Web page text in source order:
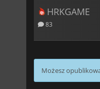
HRKGAME
83
Możesz